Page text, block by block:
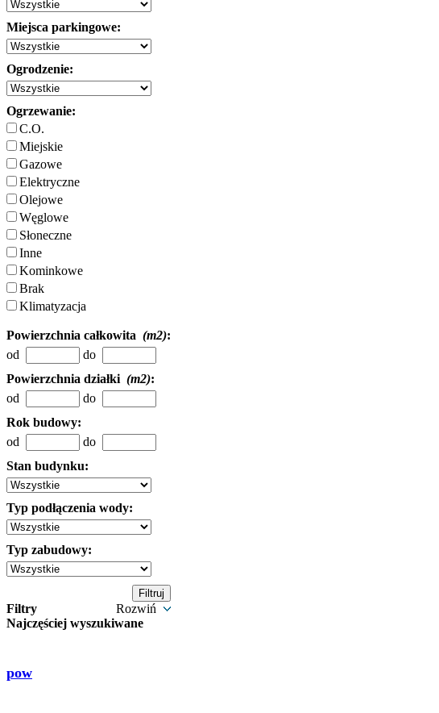
Miejsca parkingowe:
Ogrodzenie:
Ogrzewanie:
C.O.
Miejskie
Gazowe
Elektryczne
Olejowe
Węglowe
Słoneczne
Inne
Kominkowe
Brak
Klimatyzacja
Powierzchnia całkowita (m2):
od
do
Powierzchnia działki (m2):
od
do
Rok budowy:
od
do
Stan budynku:
Typ podłączenia wody:
Typ zabudowy:
Filtry
Rozwiń
Najczęściej wyszukiwane
pow